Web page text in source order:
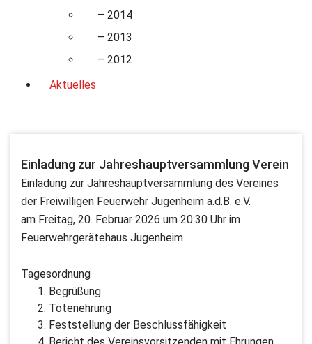
– 2014
– 2013
– 2012
Aktuelles
Einladung zur Jahreshauptversammlung Verein
Einladung zur Jahreshauptversammlung des Vereines
der Freiwilligen Feuerwehr Jugenheim a.d.B. e.V.
am Freitag, 20. Februar 2026 um 20:30 Uhr im
Feuerwehrgerätehaus Jugenheim
Tagesordnung
Begrüßung
Totenehrung
Feststellung der Beschlussfähigkeit